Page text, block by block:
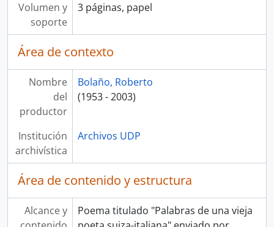
Volumen y
soporte
3 páginas, papel
Área de contexto
Nombre
del
productor
Bolaño, Roberto
(1953 - 2003)
Institución
archivística
Archivos UDP
Área de contenido y estructura
Alcance y
Poema titulado "Palabras de una vieja